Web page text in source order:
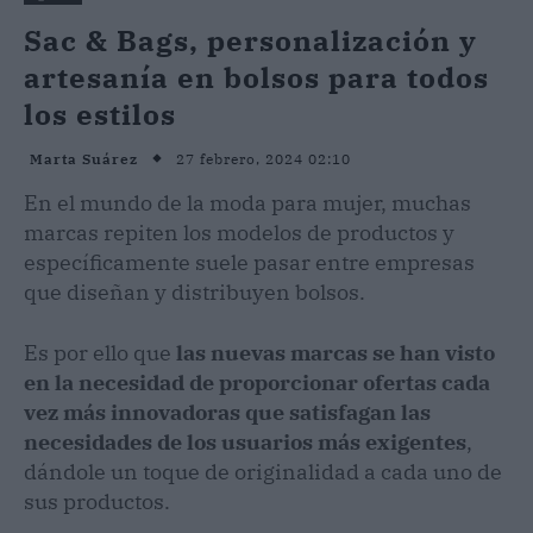
Sac & Bags, personalización y
artesanía en bolsos para todos
los estilos
Marta Suárez 27 febrero, 2024 02:10
En el mundo de la moda para mujer, muchas
marcas repiten los modelos de productos y
específicamente suele pasar entre empresas
que diseñan y distribuyen bolsos.
Es por ello que las nuevas marcas se han visto
en la necesidad de proporcionar ofertas cada
vez más innovadoras que satisfagan las
necesidades de los usuarios más exigentes,
dándole un toque de originalidad a cada uno de
sus productos.